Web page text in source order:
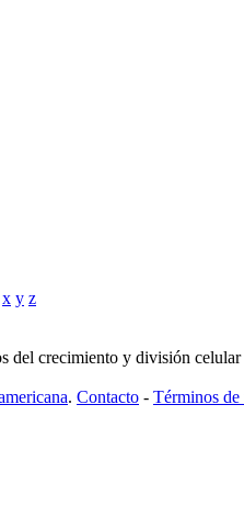
x y z
del crecimiento y división
. Contacto - Términos de